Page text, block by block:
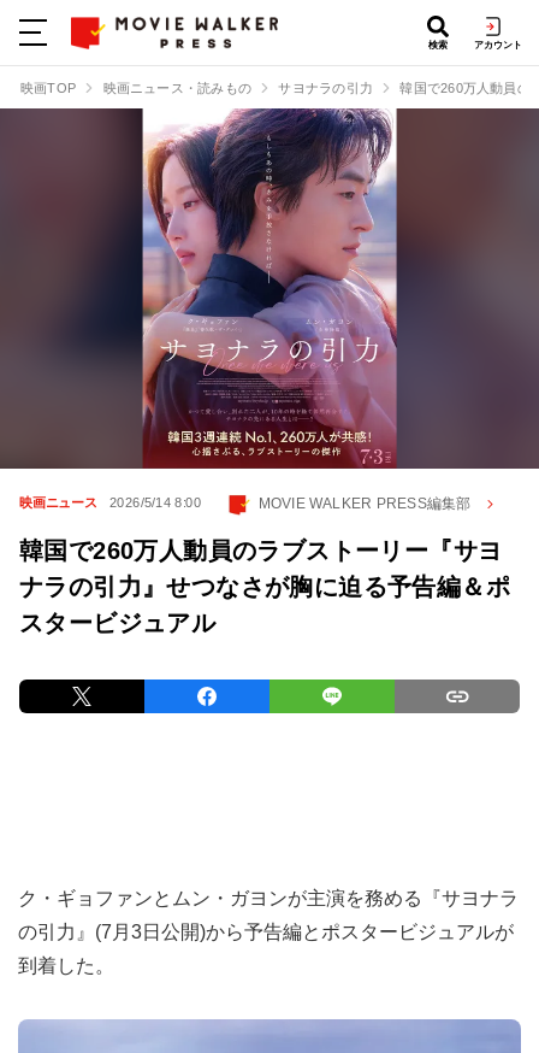
検索 アカウント
映画TOP 映画ニュース・読みもの サヨナラの引力 韓国で260万人動員の
映画ニュース 2026/5/14 8:00 MOVIE WALKER PRESS編集部
韓国で260万人動員のラブストーリー『サヨ
ナラの引⼒』せつなさが胸に迫る予告編＆ポ
スタービジュアル
ク・ギョファンとムン・ガヨンが主演を務める『サヨナラ
の引⼒』(7月3日公開)から予告編とポスタービジュアルが
到着した。